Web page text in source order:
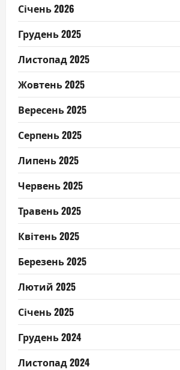
Січень 2026
Грудень 2025
Листопад 2025
Жовтень 2025
Вересень 2025
Серпень 2025
Липень 2025
Червень 2025
Травень 2025
Квітень 2025
Березень 2025
Лютий 2025
Січень 2025
Грудень 2024
Листопад 2024